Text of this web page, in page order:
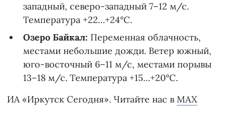
западный, северо-западный 7–12 м/с.
Температура +22…+24°С.
Озеро Байкал: Переменная облачность,
местами небольшие дожди. Ветер южный,
юго-восточный 6–11 м/с, местами порывы
13–18 м/с. Температура +15…+20°С.
ИА «Иркутск Сегодня». Читайте нас в MAX